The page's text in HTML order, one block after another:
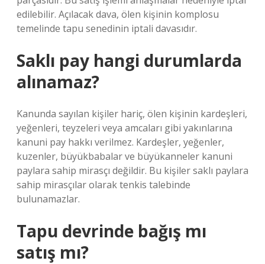
edilebilir. Açılacak dava, ölen kişinin komplosu
temelinde tapu senedinin iptali davasıdır.
Saklı pay hangi durumlarda
alınamaz?
Kanunda sayılan kişiler hariç, ölen kişinin kardeşleri,
yeğenleri, teyzeleri veya amcaları gibi yakınlarına
kanuni pay hakkı verilmez. Kardeşler, yeğenler,
kuzenler, büyükbabalar ve büyükanneler kanuni
paylara sahip mirasçı değildir. Bu kişiler saklı paylara
sahip mirasçılar olarak tenkis talebinde
bulunamazlar.
Tapu devrinde bağış mı
satış mı?